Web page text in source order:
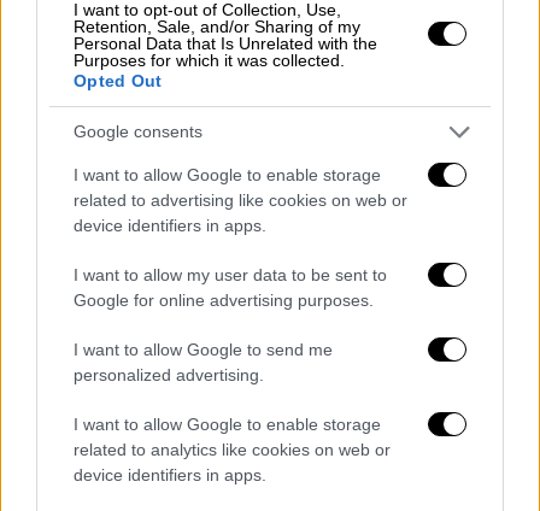
I want to opt-out of Collection, Use,
Retention, Sale, and/or Sharing of my
Personal Data that Is Unrelated with the
Purposes for which it was collected.
Opted Out
Google consents
I want to allow Google to enable storage
related to advertising like cookies on web or
device identifiers in apps.
I want to allow my user data to be sent to
Google for online advertising purposes.
I want to allow Google to send me
personalized advertising.
I want to allow Google to enable storage
related to analytics like cookies on web or
device identifiers in apps.
Ιανός: Σφυροκοπά την Κρήτη,
πλημμύρισαν τα «λιοντάρια»,
κατέρρευσε μπαλκόνι
Ποτάμια οι δρόμοι του Ηρακλείου -
Προβλήματα και στην ηλεκτροδότηση και σε
αεροπορικές πτήσεις - Κλείνουν γέφυρες
στο Ηράκλειο